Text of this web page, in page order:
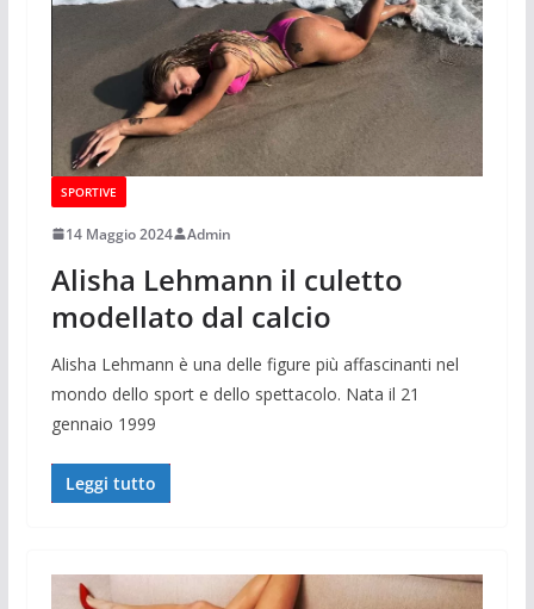
SPORTIVE
14 Maggio 2024 Admin
Alisha Lehmann il culetto
modellato dal calcio
Alisha Lehmann è una delle figure più affascinanti nel
mondo dello sport e dello spettacolo. Nata il 21
gennaio 1999
Leggi tutto